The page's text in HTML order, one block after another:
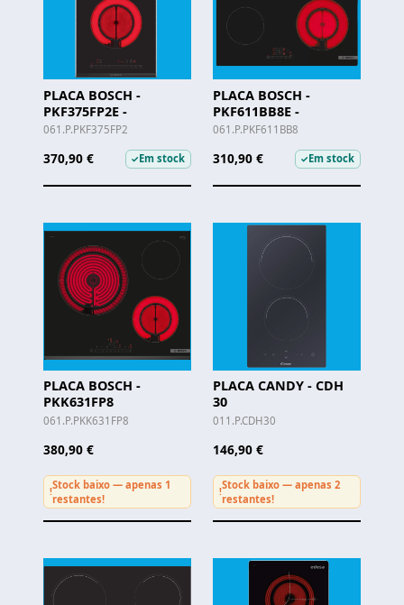
PLACA BOSCH -
PKF375FP2E -
061.P.PKF375FP2
370,90 € ✓Em stock
PLACA BOSCH -
PKF611BB8E -
061.P.PKF611BB8
310,90 € ✓Em stock
PLACA BOSCH -
PKK631FP8
061.P.PKK631FP8
380,90 €
!
Stock baixo — apenas 1
restantes!
PLACA CANDY - CDH
30
011.P.CDH30
146,90 €
!
Stock baixo — apenas 2
restantes!